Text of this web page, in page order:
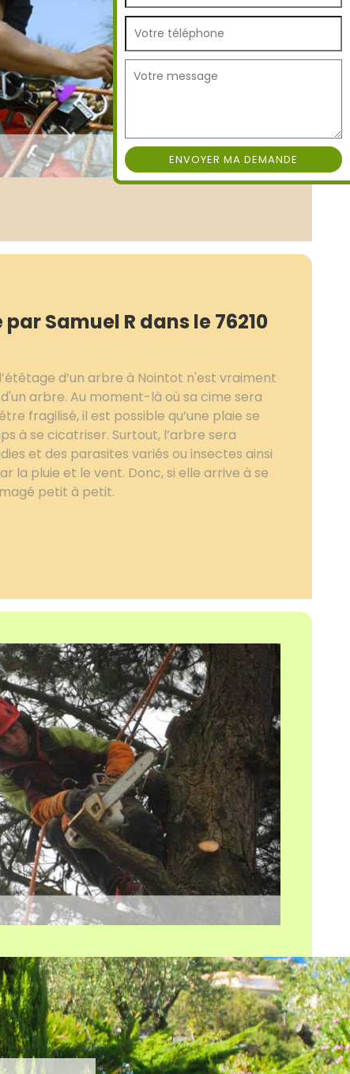
Samuel R dans le 76210
d’un arbre à Nointot n'est vraiment
arbre. Au moment-là où sa cime sera
fragilisé, il est possible qu’une plaie se
à se cicatriser. Surtout, l’arbre sera
et des parasites variés ou insectes ainsi
la pluie et le vent. Donc, si elle arrive à se
petit à petit.